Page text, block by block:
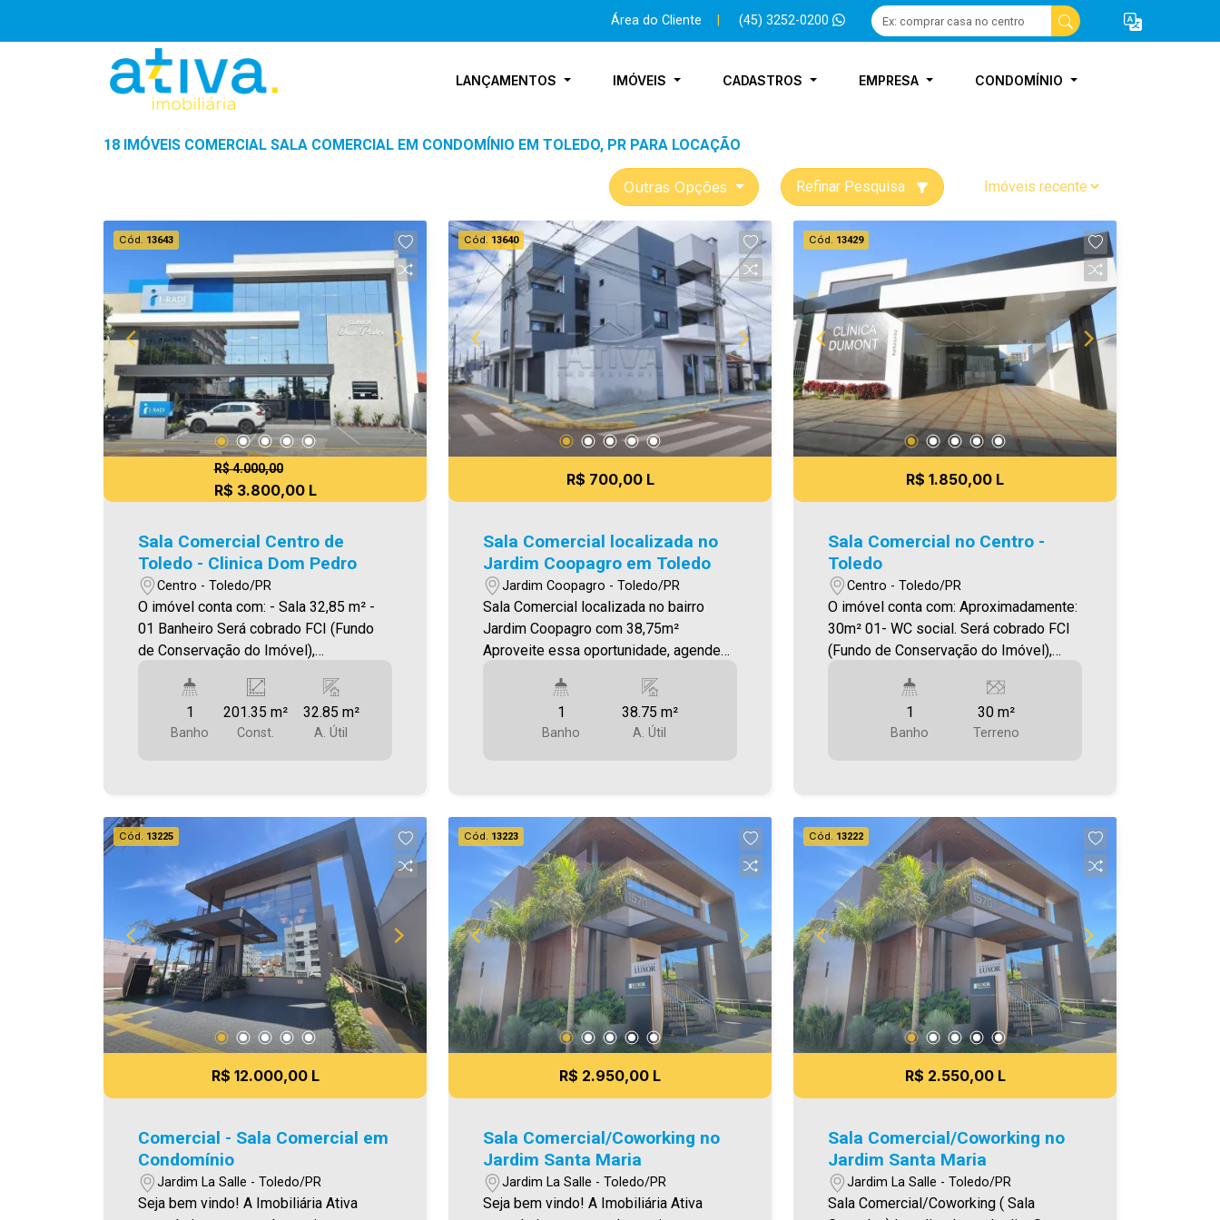
Área do Cliente (45) 3252-0200
LANÇAMENTOS IMÓVEIS CADASTROS EMPRESA CONDOMÍNIO
18 IMÓVEIS COMERCIAL SALA COMERCIAL EM CONDOMÍNIO EM TOLEDO, PR PARA LOCAÇÃO
Outras Opções Refinar Pesquisa
Cód. 13643
R$ 4.000,00
R$ 3.800,00 L
Sala Comercial Centro de
Toledo - Clinica Dom Pedro
Centro - Toledo/PR
O imóvel conta com: - Sala 32,85 m² -
01 Banheiro Será cobrado FCI (Fundo
de Conservação do Imóvel),
Para mais detalhes sobre o FCI,
acesse o menu LOCAÇÃO em nosso
venda. Aproveite essa oportunidade,
agende uma visita! Imobiliária Ativa |
Sinta-se em casa! - As informações
aqui prestadas são verdadeiras,
todavia, reservamo-nos o direito de
corrigir qualquer erro de digitação e/ou
ortografia, bem como alteração dos
preços e imagens. Fotos meramente
ilustrativas.
1
Banho
201.35 m²
Const.
32.85 m²
A. Útil
Cód. 13640
R$ 700,00 L
Sala Comercial localizada no
Jardim Coopagro em Toledo
Jardim Coopagro - Toledo/PR
Sala Comercial localizada no bairro
Jardim Coopagro com 38,75m²
Aproveite essa oportunidade, agende
de Conservação do Imóvel -
equivalente a 6% do valor do aluguel *
verifique detalhes sobre o FCI no menu
verdadeiras, todavia, reservamo-nos o
direito de corrigir qualquer erro de
digitação e/ou ortografia, bem como
alteração dos preços e imagens. Fotos
meramente ilustrativas
1
Banho
38.75 m²
A. Útil
Cód. 13429
R$ 1.850,00 L
Sala Comercial no Centro -
Toledo
Centro - Toledo/PR
O imóvel conta com: Aproximadamente:
30m² 01- WC social. Será cobrado FCI
(Fundo de Conservação do Imóvel),
Para mais detalhes sobre o FCI,
acesse o menu LOCAÇÃO em nosso
venda. Aproveite essa oportunidade,
agende uma visita! Imobiliária Ativa |
Sinta-se em casa! - As informações
aqui prestadas são verdadeiras,
todavia, reservamo-nos o direito de
corrigir qualquer erro de digitação e/ou
ortografia, bem como alteração dos
preços e imagens. Fotos meramente
ilustrativas.
1
Banho
30 m²
Terreno
Cód. 13225
R$ 12.000,00 L
Comercial - Sala Comercial em
Condomínio
Jardim La Salle - Toledo/PR
Seja bem vindo! A Imobiliária Ativa
Cód. 13223
R$ 2.950,00 L
Sala Comercial/Coworking no
Jardim Santa Maria
Jardim La Salle - Toledo/PR
Seja bem vindo! A Imobiliária Ativa
Cód. 13222
R$ 2.550,00 L
Sala Comercial/Coworking no
Jardim Santa Maria
Jardim La Salle - Toledo/PR
Sala Comercial/Coworking ( Sala